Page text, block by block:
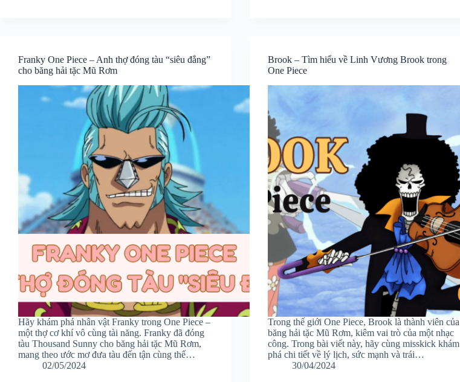
Franky One Piece – Anh thợ đóng tàu “siêu đẳng”
cho băng hải tặc Mũ Rơm
Hãy khám phá nhân vật Franky trong One Piece –
một thợ cơ khí vô cùng tài năng. Franky đã đóng
tàu Thousand Sunny cho băng hải tặc Mũ Rơm,
mang theo ước mơ đưa tàu đến tận cùng thế…
02/05/2024
Brook – Tìm hiểu về Linh Vương Brook trong
One Piece
Trong thế giới One Piece, Brook là thành viên của
băng hải tặc Mũ Rơm, kiêm vai trò của một nhạc
công. Trong bài viết này, hãy cùng misskick khám
phá chi tiết về lý lịch, sức mạnh và trái…
30/04/2024